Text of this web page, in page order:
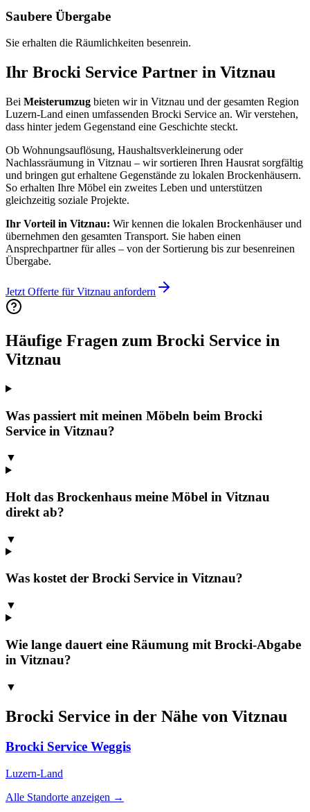
Saubere Übergabe
Sie erhalten die Räumlichkeiten besenrein.
Ihr Brocki Service Partner in Vitznau
Bei Meisterumzug bieten wir in Vitznau und der gesamten Region
Luzern-Land einen umfassenden Brocki Service an. Wir verstehen,
dass hinter jedem Gegenstand eine Geschichte steckt.
Ob Wohnungsauflösung, Haushaltsverkleinerung oder
Nachlassräumung in Vitznau – wir sortieren Ihren Hausrat sorgfältig
und bringen gut erhaltene Gegenstände zu lokalen Brockenhäusern.
So erhalten Ihre Möbel ein zweites Leben und unterstützen
gleichzeitig soziale Projekte.
Ihr Vorteil in Vitznau: Wir kennen die lokalen Brockenhäuser und
übernehmen den gesamten Transport. Sie haben einen
Ansprechpartner für alles – von der Sortierung bis zur besenreinen
Übergabe.
Jetzt Offerte fürVitznau anfordern
Häufige Fragen zum Brocki Service in
Vitznau
Was passiert mit meinen Möbeln beim Brocki
Service in Vitznau?
▼
Holt das Brockenhaus meine Möbel in Vitznau
direkt ab?
▼
Was kostet der Brocki Service in Vitznau?
▼
Wie lange dauert eine Räumung mit Brocki-Abgabe
in Vitznau?
▼
Brocki Service in der Nähe von Vitznau
Brocki Service Weggis
Luzern-Land
Alle Standorte anzeigen →